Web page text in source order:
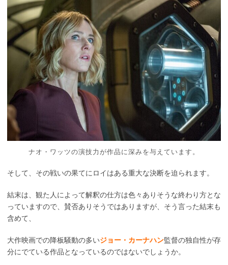
ナオ・ワッツの演技力が作品に深みを与えています。
そして、その戦いの果てにロイはある重大な決断を迫られます。
結末は、観た人によって解釈の仕方は色々ありそうな終わり方とな
っていますので、賛否ありそうではありますが、そう言った結末も
含めて、
大作映画での降板騒動の多いジョー・カーナハン監督の独自性が存
分にでている作品となっているのではないでしょうか。